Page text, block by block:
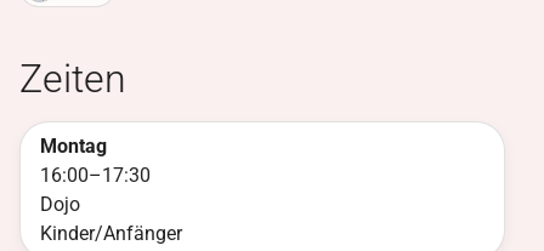
Zeiten
Montag
16:00–17:30
Dojo
Kinder/Anfänger